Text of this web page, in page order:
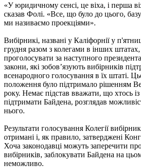
«У юридичному сенсі, це віха, і перша
сказав Фолі. «Все, що було до цього,
ми називаємо проекціями».
Вибірникі, названі у Каліфорнії у
грудня разом з колегами в інших
проголосувати за наступного
закони, які зобов’язують вибірників
всенародного голосування в їх штаті.
положення було підтримало рішенням
року. Немає підстав вважати, що хтось
підтримати Байдена, розглядав
нього.
Результати голосування Колегії
отримані і, як правило, затверджені
Хоча законодавці можуть заперечити
вибірників, заблокувати Байдена на
неможливо.